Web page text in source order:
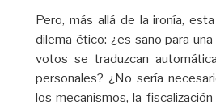
Pero, más allá de la ironía,
dilema ético: ¿es sano para
votos se traduzcan
personales? ¿No sería
los mecanismos, la